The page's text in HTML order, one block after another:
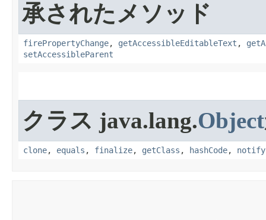
承されたメソッド
firePropertyChange, getAccessibleEditableText ,
setAccessibleParent
クラス java.lang.Object
clone, equals , finalize, getClass , hashCode, notify